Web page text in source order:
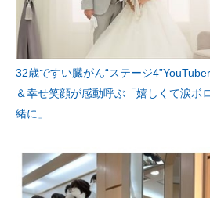
32歳ですい臓がん“ステージ
＆幸せ笑顔が感動呼ぶ「嬉しくて涙ボ
緒に」